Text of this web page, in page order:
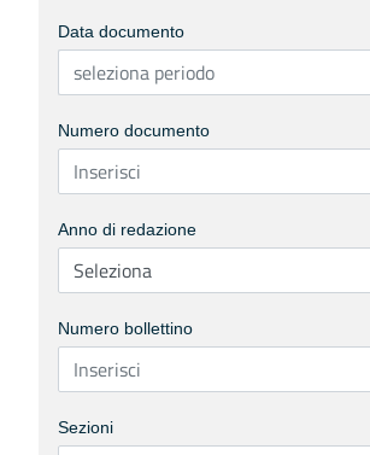
Data documento
Numero documento
Anno di redazione
Numero bollettino
Sezioni